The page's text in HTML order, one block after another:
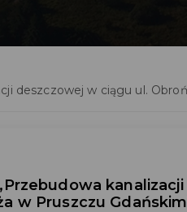
deszczowej w ciągu ul.
kanalizacji
w Pruszczu